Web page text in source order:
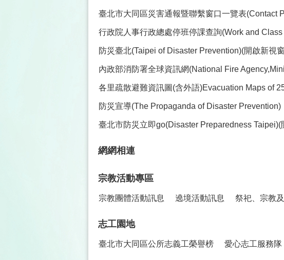
臺北市大同區災害通報暨聯繫窗口一覽表(Contact
行政院人事行政總處停班停課查詢(Work and
防災臺北(Taipei of Disaster Prevention)(開啟新視
內政部消防署全球資訊網(National Fire
各里疏散避難資訊圖(含外語)Evacuation Maps of
防災宣導(The Propaganda of Disaster Prevention)
臺北市防災立即go(Disaster Preparedness Taipei)(
網網相連
宗教活動專區
宗教團體活動訊息 遶境活動訊息 祭祀、宗教
志工園地
臺北市大同區公所志義工榮譽榜 愛心志工服務隊